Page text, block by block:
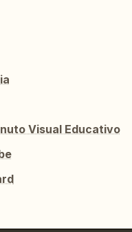
Visual Educativo